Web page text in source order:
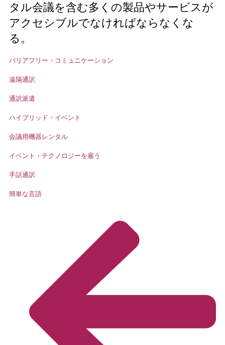
タル会議を含む多くの製品やサービスが
アクセシブルでなければならなくな
る。
バリアフリー・コミュニケーション
遠隔通訳
通訳派遣
ハイブリッド・イベント
会議用機器レンタル
イベント・テクノロジーを雇う
手話通訳
簡単な言語